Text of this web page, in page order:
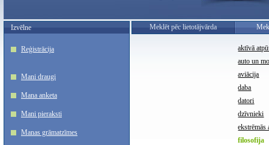
Izvēlne
Reģistrācija
Mani draugi
Mana anketa
Mani pieraksti
Manas grāmatzīmes
Meklēt pēc lietotājvārda
aktīvā
auto un
aviācija
daba
datori
dzīvnieki
ekstrēmās
filosofija